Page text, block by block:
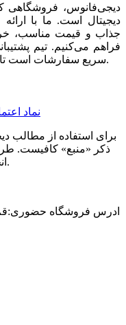
دیجی‌فانوس، فروشگاهی
دیجیتال است. ما با
جذاب و قیمت مناسب،
فراهم می‌کنیم. تیم
سریع سفارشات است تا بهترین تجربه خرید آنلاین را داشته باشید.
برای استفاده از مطالب
ذکر «منبع» کافیست.
انجام شده است.
ادرس فروشگاه